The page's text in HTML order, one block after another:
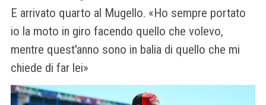
E arrivato quarto al Mugello. «Ho sempre portato
io la moto in giro facendo quello che volevo,
mentre quest'anno sono in balia di quello che mi
chiede di far lei»